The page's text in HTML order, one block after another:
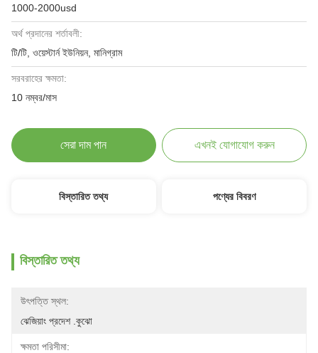
1000-2000usd
অর্থ প্রদানের শর্তাবলী:
টি/টি, ওয়েস্টার্ন ইউনিয়ন, মানিগ্রাম
সরবরাহের ক্ষমতা:
10 নম্বর/মাস
সেরা দাম পান এখনই যোগাযোগ করুন
বিস্তারিত তথ্য পণ্যের বিবরণ
বিস্তারিত তথ্য
উৎপত্তি স্থল:
ঝেজিয়াং প্রদেশ .কুঝো
ক্ষমতা পরিসীমা: